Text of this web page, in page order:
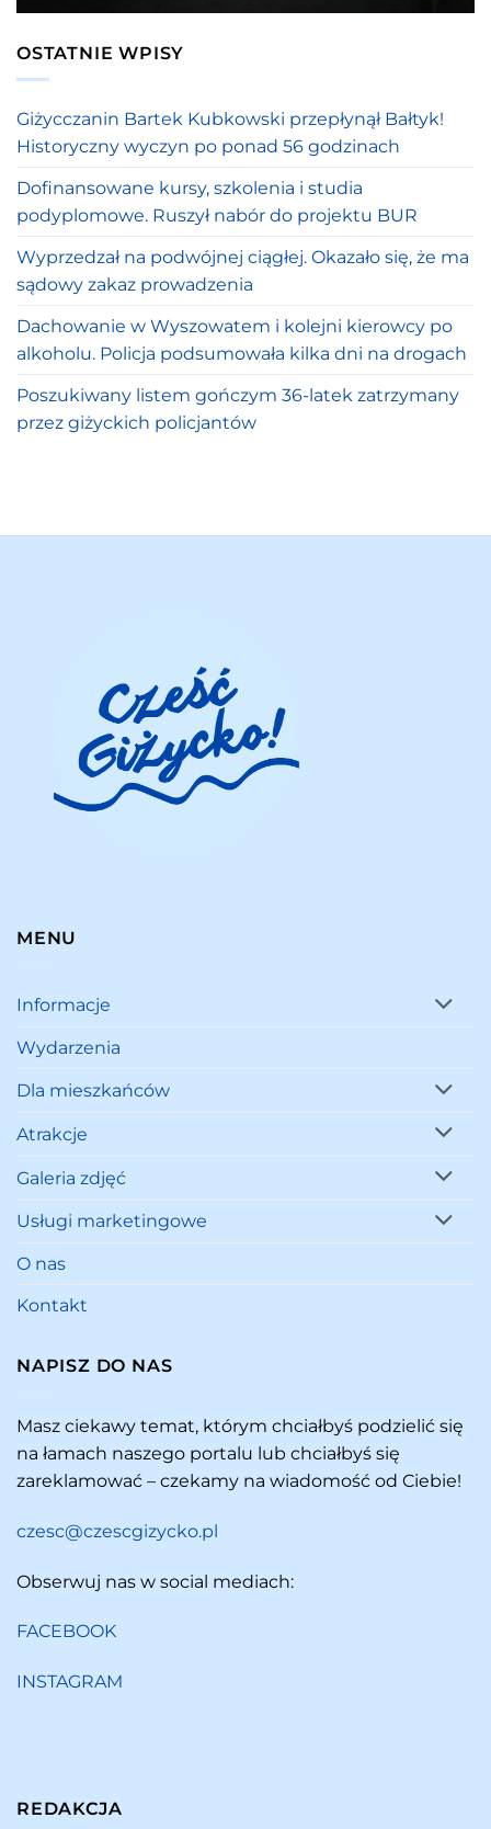
OSTATNIE WPISY
Giżycczanin Bartek Kubkowski przepłynął Bałtyk!
Historyczny wyczyn po ponad 56 godzinach
Dofinansowane kursy, szkolenia i studia
podyplomowe. Ruszył nabór do projektu BUR
Wyprzedzał na podwójnej ciągłej. Okazało się, że ma
sądowy zakaz prowadzenia
Dachowanie w Wyszowatem i kolejni kierowcy po
alkoholu. Policja podsumowała kilka dni na drogach
Poszukiwany listem gończym 36-latek zatrzymany
przez giżyckich policjantów
MENU
Informacje
Wydarzenia
Dla mieszkańców
Atrakcje
Galeria zdjęć
Usługi marketingowe
O nas
Kontakt
NAPISZ DO NAS
Masz ciekawy temat, którym chciałbyś podzielić się
na łamach naszego portalu lub chciałbyś się
zareklamować – czekamy na wiadomość od Ciebie!
czesc@czescgizycko.pl
Obserwuj nas w social mediach:
FACEBOOK
INSTAGRAM
REDAKCJA